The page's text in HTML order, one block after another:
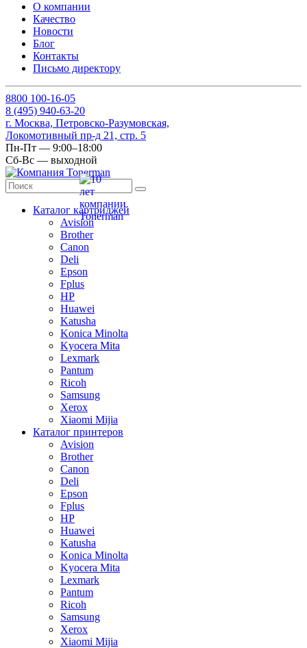
О компании
Качество
Новости
Блог
Контакты
Письмо директору
8800 100-16-05
8 (495) 940-63-20
г. Москва, Петровско-Разумовская,
Локомотивный пр-д 21, стр. 5
Пн-Пт — 9:00–18:00
Сб-Вс — выходной
Каталог картриджей
Avision
Brother
Canon
Deli
Epson
Fplus
HP
Huawei
Katusha
Konica Minolta
Kyocera Mita
Lexmark
Pantum
Ricoh
Samsung
Xerox
Xiaomi Mijia
Каталог принтеров
Avision
Brother
Canon
Deli
Epson
Fplus
HP
Huawei
Katusha
Konica Minolta
Kyocera Mita
Lexmark
Pantum
Ricoh
Samsung
Xerox
Xiaomi Mijia